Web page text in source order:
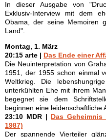
In dieser Ausgabe von
Exklusiv-Interview mit dem
Obama, der seine Memoiren
Land".
Montag, 1. März
20:15 arte | Das Ende einer
Die Neuinterpretation von
1951, der 1955 schon einmal
Weltkrieg. Die
unterkühlten Ehe mit ihrem
begegnet sie dem
beginnen eine leidenschaftliche
23:10 MDR | Das Geheimnis
1987)
Der spannende Vierteiler